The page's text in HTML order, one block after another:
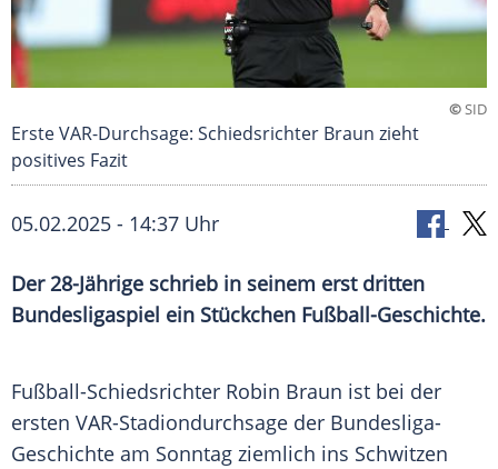
©SID
Erste VAR-Durchsage: Schiedsrichter Braun zieht
positives Fazit
05.02.2025 - 14:37 Uhr
Der 28-Jährige schrieb in seinem erst dritten
Bundesligaspiel ein Stückchen Fußball-Geschichte.
Fußball-Schiedsrichter Robin Braun ist bei der
ersten VAR-Stadiondurchsage der Bundesliga-
Geschichte am Sonntag ziemlich ins Schwitzen